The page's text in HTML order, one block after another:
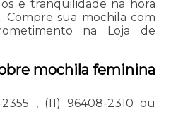
e tranquilidade na hora
Compre sua mochila com
na Loja de
mochila feminina
, (11) 96408-2310 ou